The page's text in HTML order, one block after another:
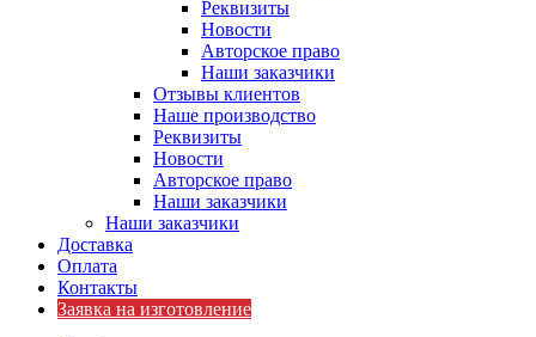
Реквизиты
Новости
Авторское право
Наши заказчики
Отзывы клиентов
Наше производство
Реквизиты
Новости
Авторское право
Наши заказчики
Наши заказчики
Доставка
Оплата
Контакты
Заявка на изготовление